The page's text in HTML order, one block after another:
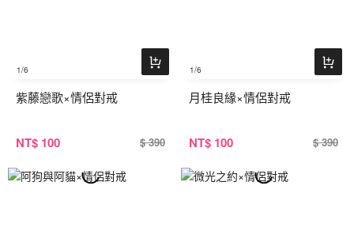
1/6
紫藤戀歌×情侶對戒
NT$ 100 $ 390
1/6
月桂良緣×情侶對戒
NT$ 100 $ 390